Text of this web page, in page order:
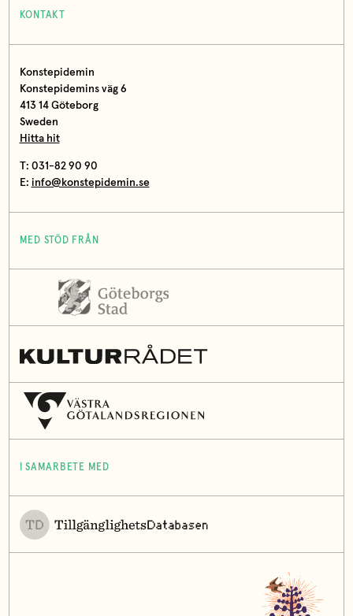
KONTAKT
Konstepidemin
Konstepidemins väg 6
413 14 Göteborg
Sweden
Hitta hit
T: 031-82 90 90
E: info@konstepidemin.se
MED STÖD FRÅN
I SAMARBETE MED